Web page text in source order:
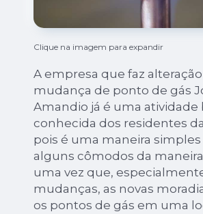
Clique na imagem para expandir
A empresa que faz
mudança de ponto de gás
Amandio já é uma atividade
conhecida dos residentes
pois é uma maneira
alguns cômodos da
uma vez que,
mudanças, as novas
os pontos de gás em uma